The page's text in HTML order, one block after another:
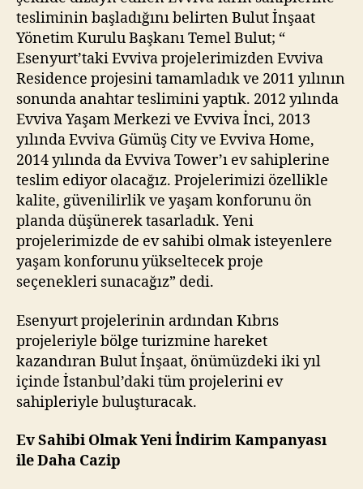
tesliminin başladığını belirten Bulut İnşaat
Yönetim Kurulu Başkanı Temel Bulut; “
Esenyurt’taki Evviva projelerimizden Evviva
Residence projesini tamamladık ve 2011 yılının
sonunda anahtar teslimini yaptık. 2012 yılında
Evviva Yaşam Merkezi ve Evviva İnci, 2013
yılında Evviva Gümüş City ve Evviva Home,
2014 yılında da Evviva Tower’ı ev sahiplerine
teslim ediyor olacağız. Projelerimizi özellikle
kalite, güvenilirlik ve yaşam konforunu ön
planda düşünerek tasarladık. Yeni
projelerimizde de ev sahibi olmak isteyenlere
yaşam konforunu yükseltecek proje
seçenekleri sunacağız” dedi.
Esenyurt projelerinin ardından Kıbrıs
projeleriyle bölge turizmine hareket
kazandıran Bulut İnşaat, önümüzdeki iki yıl
içinde İstanbul’daki tüm projelerini ev
sahipleriyle buluşturacak.
Ev Sahibi Olmak Yeni İndirim Kampanyası
ile Daha Cazip